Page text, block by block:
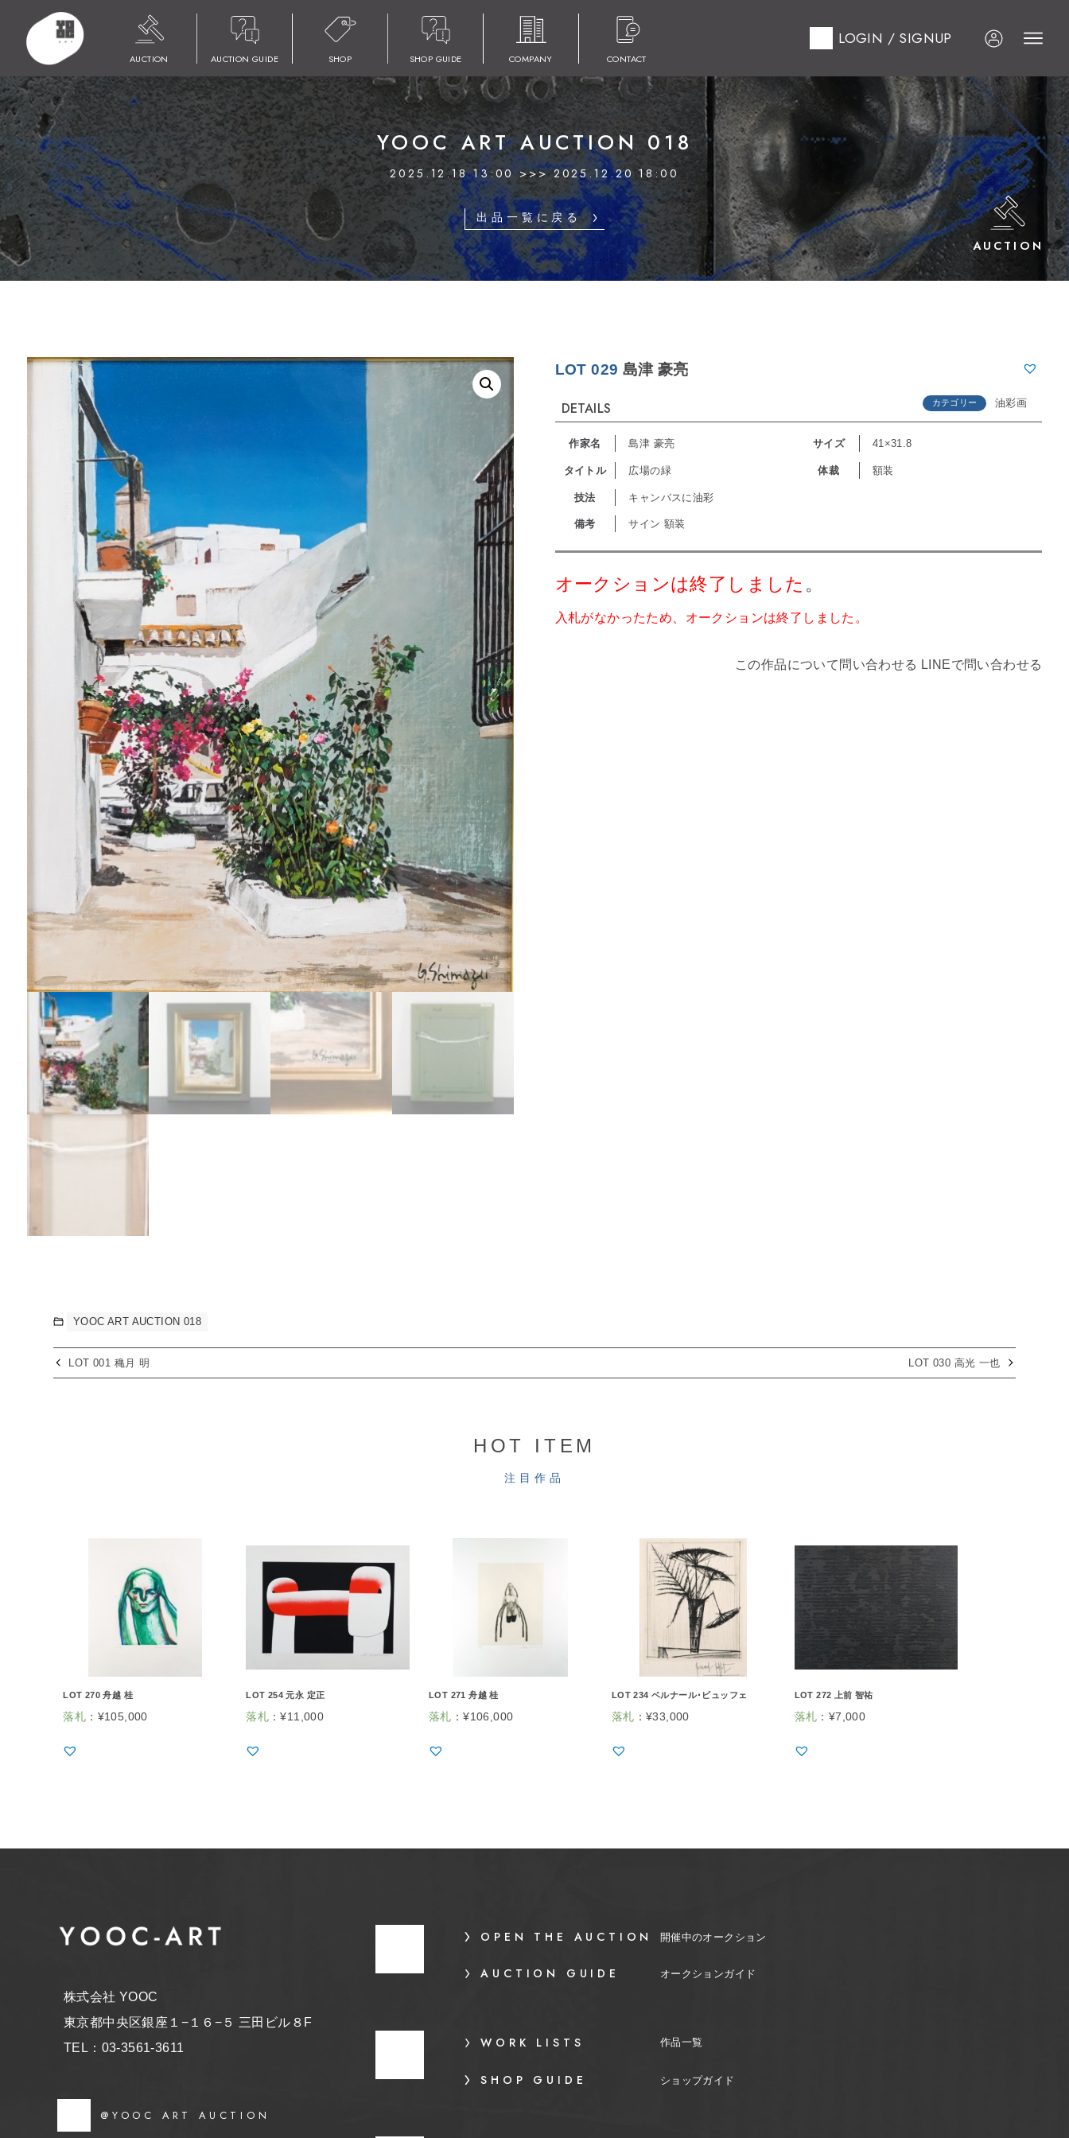
AUCTION AUCTION GUIDE SHOP SHOP GUIDE COMPANY CONTACT
LOGIN / SIGNUP
HOME YOOC ART AUCTION 018 LOT 029 島津 豪亮
YOOC ART AUCTION 018
2025.12.18 13:00 >>> 2025.12.20 18:00
出品一覧に戻る
AUCTION
LOT 029 島津 豪亮
DETAILS カテゴリー 油彩画
作家名 島津 豪亮 サイズ 41×31.8
タイトル 広場の緑 体裁 額装
技法 キャンバスに油彩
備考 サイン 額装
オークションは終了しました 。
入札がなかったため、オークションは終了しました。
この作品について問い合わせる LINEで問い合わせる
YOOC ART AUCTION 018
LOT 001 穐月 明 LOT 030 高光 一也
HOT ITEM
注目作品
LOT 270 舟越 桂
落札 ： ¥105,000
LOT 254 元永 定正
落札：¥11,000
LOT 271 舟越 桂
落札 ：¥106,000
LOT 234 ベルナール･ビュッフェ
落札 ： ¥33,000
LOT 272 上前 智祐
落札 ： ¥7,000
株式会社 YOOC
東京都中央区銀座１−１６−５ 三田ビル８F
TEL：03-3561-3611
@YOOC ART AUCTION
OPEN THE AUCTION 開催中のオークション
AUCTION GUIDE オークションガイド
WORK LISTS 作品一覧
SHOP GUIDE ショップガイド